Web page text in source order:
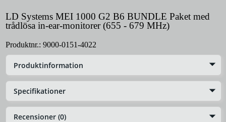
LD Systems MEI 1000 G2 B6 BUNDLE Paket med
trådlösa in-ear-monitorer (655 - 679 MHz)
Produktnr.: 9000-0151-4022
Produktinformation
Specifikationer
Recensioner (0)